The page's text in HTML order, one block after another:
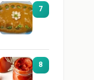
7
8